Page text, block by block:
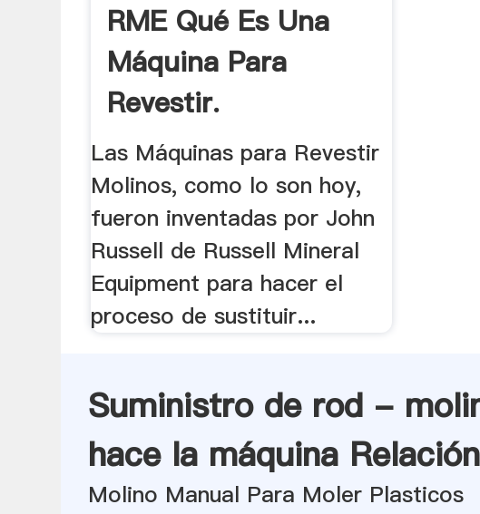
RME Qué Es Una
Máquina Para
Revestir.
Las Máquinas para Revestir
Molinos, como lo son hoy,
fueron inventadas por John
Russell de Russell Mineral
Equipment para hacer el
proceso de sustituir...
Suministro de rod -
hace la máquina Relación
Molino Manual Para Moler Plasticos